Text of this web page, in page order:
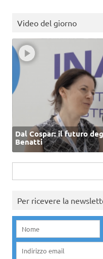
Video del giorno
Dal Cospar: il futuro
Benatti
per:
Per ricevere la